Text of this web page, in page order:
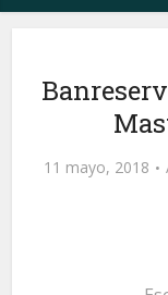
11 mayo, 2018